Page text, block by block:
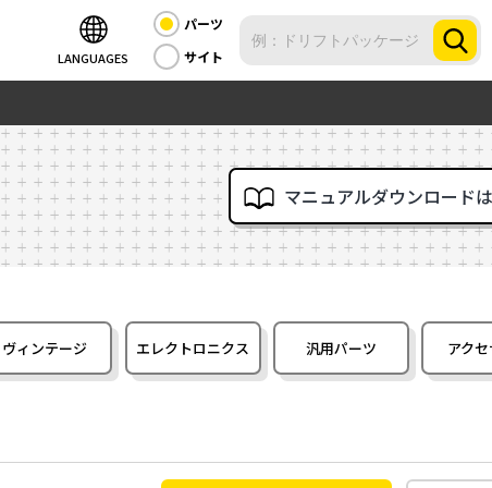
LANGUAGES
パーツ
サイト
マニュアルダウンロード
ヴィンテージ エレクトロニクス 汎用パーツ アク